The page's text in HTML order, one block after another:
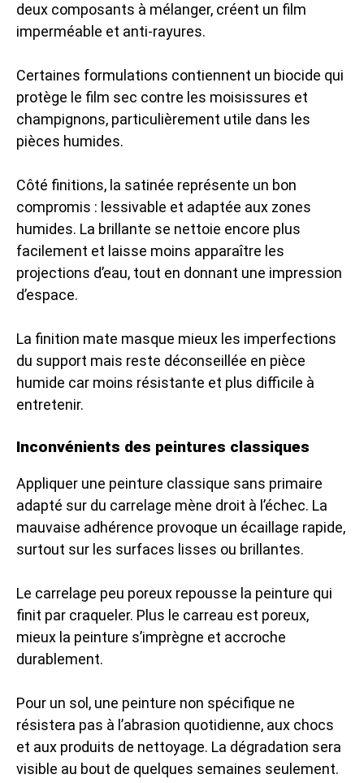
deux composants à mélanger, créent un film
imperméable et anti-rayures.
Certaines formulations contiennent un biocide qui
protège le film sec contre les moisissures et
champignons, particulièrement utile dans les
pièces humides.
Côté finitions, la satinée représente un bon
compromis : lessivable et adaptée aux zones
humides. La brillante se nettoie encore plus
facilement et laisse moins apparaître les
projections d’eau, tout en donnant une impression
d’espace.
La finition mate masque mieux les imperfections
du support mais reste déconseillée en pièce
humide car moins résistante et plus difficile à
entretenir.
Inconvénients des peintures classiques
Appliquer une peinture classique sans primaire
adapté sur du carrelage mène droit à l’échec. La
mauvaise adhérence provoque un écaillage rapide,
surtout sur les surfaces lisses ou brillantes.
Le carrelage peu poreux repousse la peinture qui
finit par craqueler. Plus le carreau est poreux,
mieux la peinture s’imprègne et accroche
durablement.
Pour un sol, une peinture non spécifique ne
résistera pas à l’abrasion quotidienne, aux chocs
et aux produits de nettoyage. La dégradation sera
visible au bout de quelques semaines seulement.